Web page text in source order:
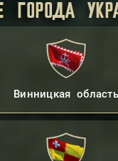
ГОРОДА
Винницкая область